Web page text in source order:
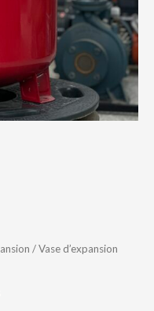
/ Vase d’expansion